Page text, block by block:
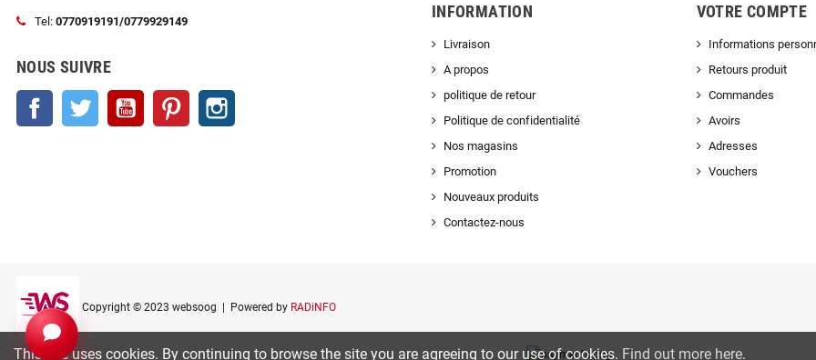
Tel: 0770919191/0779929149
NOUS SUIVRE
Facebook Twitter YouTube Pinterest
INFORMATION
Livraison
A propos
politique de retour
Politique de confidentialité
Nos magasins
Promotion
Nouveaux produits
Contactez-nous
VOTRE COMPTE
Informations
Retours produit
Commandes
Avoirs
Adresses
Vouchers
Copyright © 2023 websoog | Powered by RADiNFO
This site uses cookies. By continuing to browse the site you are agreeing to our use of cookies. Find out more here.